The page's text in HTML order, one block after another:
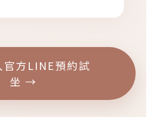
官方LINE預約試
坐 →